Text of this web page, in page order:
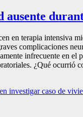
ausente
en terapia intensiva
complicaciones
infrecuente en
¿Qué ocurrió